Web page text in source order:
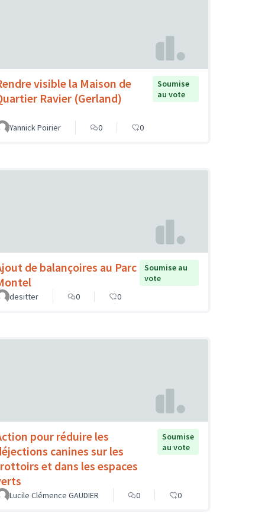
visible la Maison de
Ravier (Gerland)
Soumise
au vote
Yannick Poirier 0 0
de balançoires au Parc
Soumise au
vote
desitter
0 0
pour réduire les
canines sur les
et dans les espaces
Soumise
au vote
Lucile Clémence GAUDIER 0 0